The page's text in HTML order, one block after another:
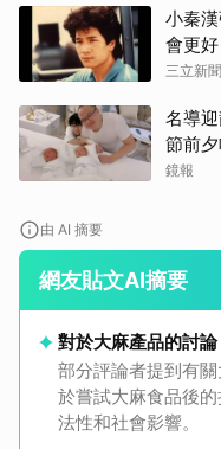
小秦
會更
三立新
名導
節前
遺孀
鏡報
由 AI 摘要
網友貼文AI摘要
對於大麻產品的討論
部分評論者提到有
於嘗試大麻食品後
法性和社會影響。
取消